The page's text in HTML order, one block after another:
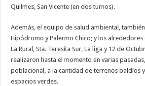
Quilmes, San Vicente (en dos turnos).
Además, el equipo de salud ambiental,
Hipódromo y Palermo Chico; y los alrededores
La Rural, Sta. Teresita Sur, La liga y 12 de
realizaron hasta el momento en varias
poblacional, a la cantidad de terrenos baldíos
espacios verdes.